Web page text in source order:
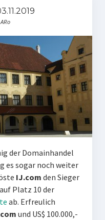
der Domainhandel
es sogar noch weiter
IJ.com den Sieger
auf Platz 10 der
ab. Erfreulich
und US$ 100.000,-